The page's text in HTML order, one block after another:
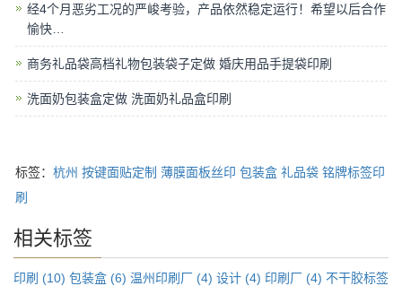
经4个月恶劣工况的严峻考验，产品依然稳定运行！希望以后合作
愉快…
商务礼品袋高档礼物包装袋子定做 婚庆用品手提袋印刷
洗面奶包装盒定做 洗面奶礼品盒印刷
标签： 杭州 按键面贴定制 薄膜面板丝印 包装盒 礼品袋 铭牌标签印
刷
相关标签
印刷 (10) 包装盒 (6) 温州印刷厂 (4) 设计 (4) 印刷厂 (4) 不干胶标签